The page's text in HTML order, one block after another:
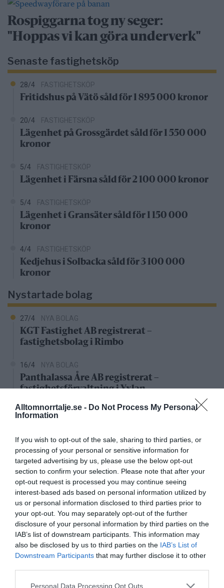
Alltomnorrtalje.se - Do Not Process My Personal
Information
If you wish to opt-out of the sale, sharing to third parties, or
processing of your personal or sensitive information for
targeted advertising by us, please use the below opt-out
section to confirm your selection. Please note that after your
opt-out request is processed you may continue seeing
interest-based ads based on personal information utilized by
us or personal information disclosed to third parties prior to
your opt-out. You may separately opt-out of the further
disclosure of your personal information by third parties on the
IAB’s list of downstream participants. This information may
also be disclosed by us to third parties on the IAB’s List of
Downstream Participants that may further disclose it to other
Personal Data Processing Opt Outs
Rospiggarna tog ny seger:
"Hoppas vi kan göra underverk"
Senaste fastighetsköp
28/4 FASTIGHETSKÖP
Fritidshus på Vätö såld för 1 895 000 kronor
20/4 FASTIGHETSKÖP
Lägenhet på Grossgärdet såld för 1 550 000
kronor
5/4 FASTIGHETSKÖP
Lägenhet i Färsna såld för 2 100 000 kronor
5/4 FASTIGHETSKÖP
Lägenhet i Gransäter såld för 1 150 000
kronor
4/4 FASTIGHETSKÖP
Kedjehus i Solbacka såld för 3 100 000
kronor
Nystartade bolag
27/4 NYA BOLAG
KGT Fastighet AB registrerat –
fastighetsbolag i Rimbo
16/4 NYA BOLAG
Panthalassa Åre AB registrerat –
fastighetsförvaltning i Yxlan
25/3 NYA BOLAG
Norrtälje
25/3 NYA BOLAG
Trålen 24 AB registrerat
18/3 NYA BOLAG
NordHem Måleri AB registrerat –
måleriföretag i Norrtälje
Lokalt väder
35°C